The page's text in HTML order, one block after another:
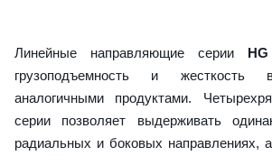
Линейные направляющие серии HG
грузоподъемность и
аналогичными продуктами.
серии позволяет выдерживать
радиальных и боковых направлениях,